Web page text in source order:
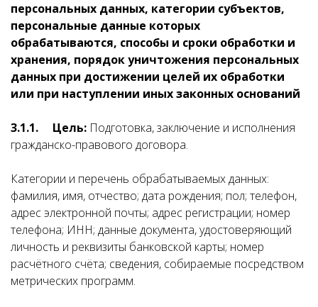
персональных данных, категории субъектов,
персональные данные которых
обрабатываются, способы и сроки обработки и
хранения, порядок уничтожения персональных
данных при достижении целей их обработки
или при наступлении иных законных оснований
3.1.1. Цель: Подготовка, заключение и исполнения
гражданско-правового договора.
Категории и перечень обрабатываемых данных:
фамилия, имя, отчество; дата рождения; пол; телефон,
адрес электронной почты; адрес регистрации; номер
телефона; ИНН; данные документа, удостоверяющий
личность и реквизиты банковской карты; номер
расчётного счёта; сведения, собираемые посредством
метрических программ.